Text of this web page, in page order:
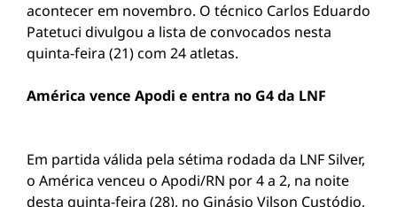
acontecer em novembro. O técnico Carlos Eduardo
Patetuci divulgou a lista de convocados nesta
quinta-feira (21) com 24 atletas.
América vence Apodi e entra no G4 da LNF
Em partida válida pela sétima rodada da LNF Silver,
o América venceu o Apodi/RN por 4 a 2, na noite
desta quinta-feira (28), no Ginásio Vilson Custódio,